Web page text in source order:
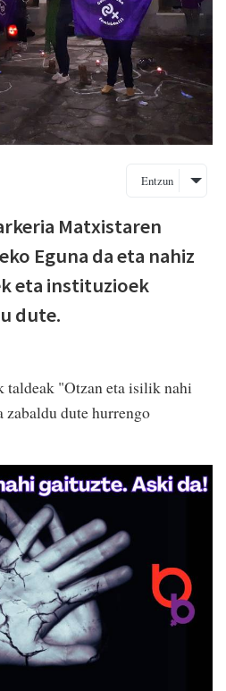
Entzun
Matxistaren
Eguna da eta nahiz
eta instituzioek
dute.
taldeak "Otzan eta isilik nahi
dute hurrengo